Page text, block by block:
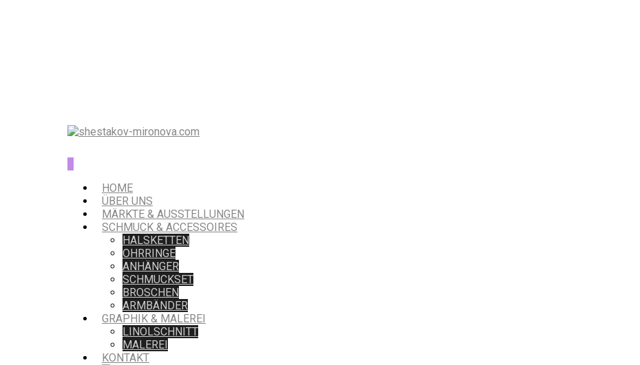
HOME
ÜBER UNS
MÄRKTE & AUSSTELLUNGEN
SCHMUCK & ACCESSOIRES
HALSKETTEN
OHRRINGE
ANHÄNGER
SCHMUCKSET
BROSCHEN
ARMBÄNDER
GRAPHIK & MALEREI
LINOLSCHNITT
MALEREI
KONTAKT